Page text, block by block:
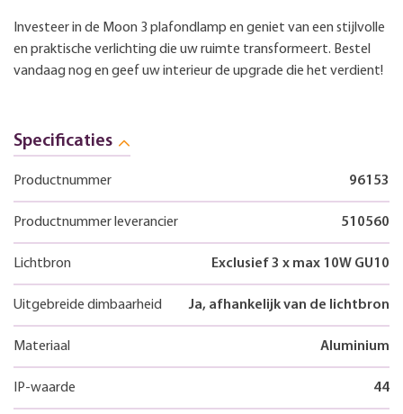
Investeer in de Moon 3 plafondlamp en geniet van een stijlvolle
en praktische verlichting die uw ruimte transformeert. Bestel
vandaag nog en geef uw interieur de upgrade die het verdient!
Specificaties
Productnummer 96153
Productnummer leverancier 510560
Lichtbron Exclusief 3 x max 10W GU10
Uitgebreide dimbaarheid Ja, afhankelijk van de lichtbron
Materiaal Aluminium
IP-waarde 44